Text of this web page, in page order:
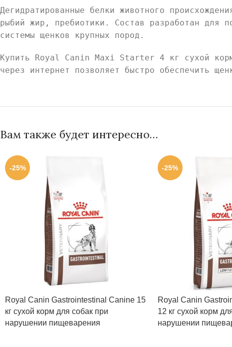
Дегидратированные белки животного
рыбий жир, пребиотики. Состав разработан для
системы щенков крупных пород.
Купить Royal Canin Maxi Starter 4 кг сухой
через интернет позволяет быстро обеспечить
Вам также будет интересно…
-25%
Royal Canin Gastrointestinal Canine 15
кг сухой корм для собак при
нарушении пищеварения
-25%
Royal Canin
12 кг сухой корм
нарушении